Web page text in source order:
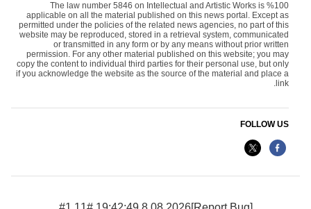
The law number 5846 on Intellectual and Artistic Works is %100
applicable on all the material published on this news portal. Except as
permitted under the policies of the related news agencies, no part of this
website may be reproduced, stored in a retrieval system, communicated
or transmitted in any form or by any means without prior written
permission. For any other material published on this website; you may
copy the content to individual third parties for their personal use, but only
if you acknowledge the website as the source of the material and place a
link.
FOLLOW US